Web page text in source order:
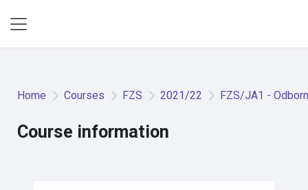
Home Courses FZS 2021/22 FZS/JA1 -
Course information